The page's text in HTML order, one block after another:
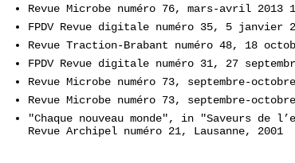
Revue Microbe numéro 76, mars-avril 2013
FPDV Revue digitale numéro 35, 5 janvier
Revue Traction-Brabant numéro 48, 18
FPDV Revue digitale numéro 31, 27
Revue Microbe numéro 73, septembre-
Revue Microbe numéro 73, septembre-
"Chaque nouveau monde", in "Saveurs de
Revue Archipel numéro 21, Lausanne, 2001